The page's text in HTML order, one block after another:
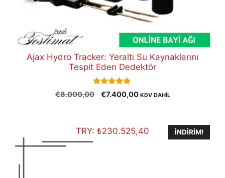
Ajax Hydro Tracker: Yeraltı Su Kaynaklarını
Tespit Eden Dedektör
5.00
out of 5
€8.000,00
Orijinal
€7.400,00Şu
€7.400,00.
KDV DAHİL
TRY: ₺230.525,40 İNDIRIM!